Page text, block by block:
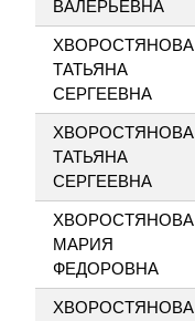
ВАЛЕРЬЕВНА
ХВОРОСТЯНОВА
ТАТЬЯНА
СЕРГЕЕВНА
ХВОРОСТЯНОВА
ТАТЬЯНА
СЕРГЕЕВНА
ХВОРОСТЯНОВА
МАРИЯ
ФЕДОРОВНА
ХВОРОСТЯНОВА